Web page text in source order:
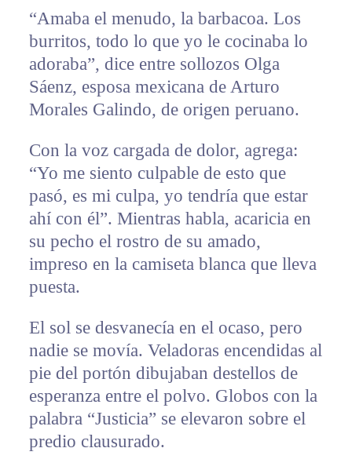
“Amaba el menudo, la barbacoa. Los
burritos, todo lo que yo le cocinaba lo
adoraba”, dice entre sollozos Olga
Sáenz, esposa mexicana de Arturo
Morales Galindo, de origen peruano.
Con la voz cargada de dolor, agrega:
“Yo me siento culpable de esto que
pasó, es mi culpa, yo tendría que estar
ahí con él”. Mientras habla, acaricia en
su pecho el rostro de su amado,
impreso en la camiseta blanca que lleva
puesta.
El sol se desvanecía en el ocaso, pero
nadie se movía. Veladoras encendidas al
pie del portón dibujaban destellos de
esperanza entre el polvo. Globos con la
palabra “Justicia” se elevaron sobre el
predio clausurado.